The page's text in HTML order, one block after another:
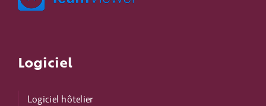
Logiciel
Logiciel hôtelier